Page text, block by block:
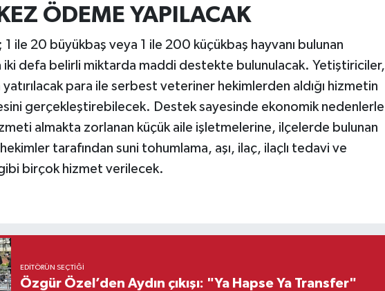
ÖDEME YAPILACAK
1 ile 20 büyükbaş veya 1 ile 200 küçükbaş hayvanı bulunan
iki defa belirli miktarda maddi destekte bulunulacak. Yetiştiriciler,
yatırılacak para ile serbest veteriner hekimlerden aldığı hizmetin
gerçekleştirebilecek. Destek sayesinde ekonomik nedenlerle
almakta zorlanan küçük aile işletmelerine, ilçelerde bulunan
tarafından suni tohumlama, aşı, ilaç, ilaçlı tedavi ve
birçok hizmet verilecek.
EDITÖRÜN SEÇTIĞI
Özgür Özel’den Aydın çıkışı: "Ya Hapse Ya Transfer"